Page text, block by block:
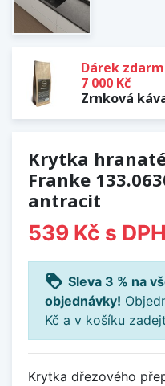
Dárek
7 000 Kč
Zrnková
Krytka
Franke
antracit
539 Kč s DPH
loyalty Sleva 3 % na
objednávky!
Kč a v košíku
Krytka dřezového